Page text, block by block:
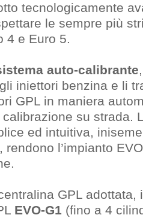
tecnologicamente
le sempre più
4 e Euro 5.
auto-calibrante
iniettori benzina e li
GPL in maniera
su strada.
ed intuitiva,
l’impianto
GPL adottata,
EVO-G1 (fino a 4